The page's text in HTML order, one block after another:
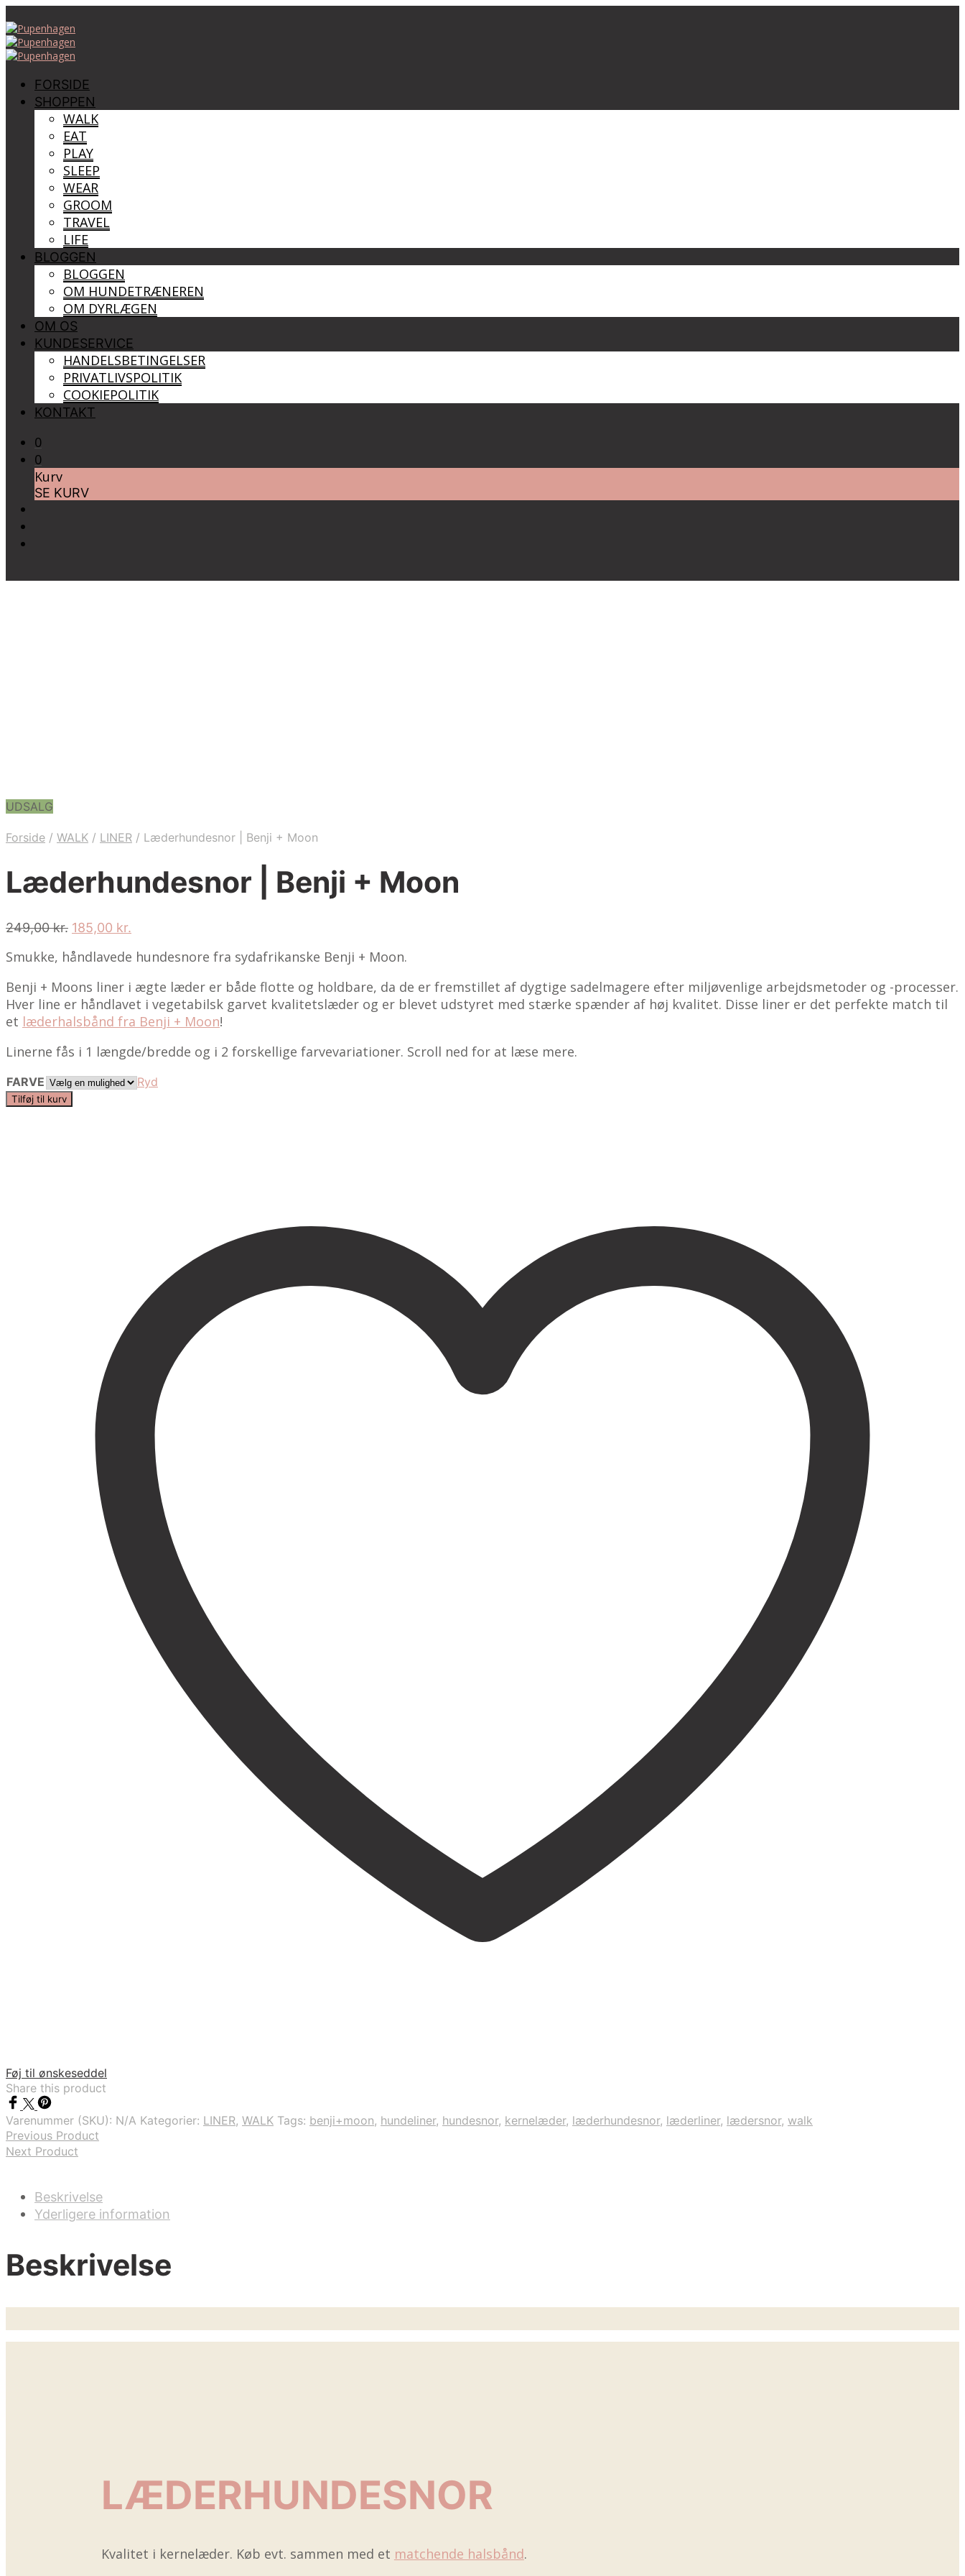
FORSIDE
SHOPPEN
WALK
EAT
PLAY
SLEEP
WEAR
GROOM
TRAVEL
LIFE
BLOGGEN
BLOGGEN
OM HUNDETRÆNEREN
OM DYRLÆGEN
OM OS
KUNDESERVICE
HANDELSBETINGELSER
PRIVATLIVSPOLITIK
COOKIEPOLITIK
KONTAKT
0
0
Kurv
SE KURV
UDSALG
Forside / WALK / LINER / Læderhundesnor | Benji + Moon
Læderhundesnor | Benji + Moon
249,00kr. Original
was:
185,00 kr.
is:
Smukke, håndlavede hundesnore fra sydafrikanske Benji + Moon.
Benji + Moons liner i ægte læder er både flotte og holdbare, da de er fremstillet af dygtige sadelmagere efter miljøvenlige arbejdsmetoder og -processer.
Hver line er håndlavet i vegetabilsk garvet kvalitetslæder og er blevet udstyret med stærke spænder af høj kvalitet. Disse liner er det perfekte match til
et læderhalsbånd fra Benji + Moon!
Linerne fås i 1 længde/bredde og i 2 forskellige farvevariationer. Scroll ned for at læse mere.
FARVE
Ryd
Læderhundesnor
|
Tilføj til kurv
Føj til ønskeseddel
Share this product
Varenummer (SKU): N/A Kategorier: LINER, WALK Tags: benji+moon, hundeliner, hundesnor, kernelæder, læderhundesnor, læderliner, lædersnor, walk
Previous Product
Next Product
Beskrivelse
Yderligere information
Beskrivelse
LÆDERHUNDESNOR
Kvalitet i kernelæder. Køb evt. sammen med et matchende halsbånd.